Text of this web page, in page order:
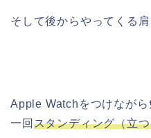
そして後からやってくる
Apple Watchをつけなが
一回 スタンディング（立